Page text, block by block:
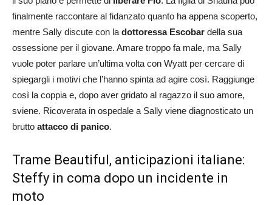
finalmente raccontare al fidanzato quanto ha appena scoperto,
mentre Sally discute con la dottoressa Escobar della sua
ossessione per il giovane. Amare troppo fa male, ma Sally
vuole poter parlare un’ultima volta con Wyatt per cercare di
spiegargli i motivi che l’hanno spinta ad agire così. Raggiunge
così la coppia e, dopo aver gridato al ragazzo il suo amore,
sviene. Ricoverata in ospedale a Sally viene diagnosticato un
brutto attacco di panico.
Trame Beautiful, anticipazioni italiane:
Steffy in coma dopo un incidente in
moto